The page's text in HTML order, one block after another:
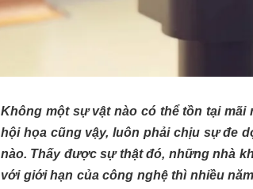
Không một sự vật nào có thể tồn tại
hội họa cũng vậy, luôn phải chịu sự đe
nào. Thấy được sự thật đó, những nhà
với giới hạn của công nghệ thì nhiều